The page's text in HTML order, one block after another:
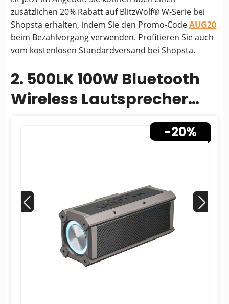
zusätzlichen 20% Rabatt auf BlitzWolf® W-Serie bei
Shopsta erhalten, indem Sie den Promo-CodeAUG20
beim Bezahlvorgang verwenden. Profitieren Sie auch
vom kostenlosen Standardversand bei Shopsta.
2. 500LK 100W Bluetooth
Wireless Lautsprecher
mit 5000mAh Akku
-20%